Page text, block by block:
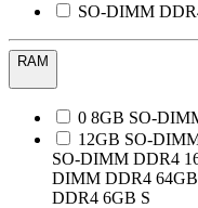
SO-DIMM
RAM
0 8GB SO-
12GB SO-
SO-DIMM DDR4
DIMM DDR4
DDR4 6GB S